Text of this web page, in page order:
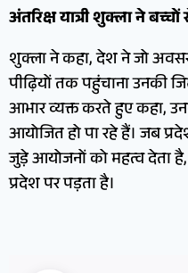
अंतरिक्ष यात्री शुक्ला ने
शुक्ला ने कहा, देश ने जो
पीढ़ियों तक पहुंचाना उनकी
आभार व्यक्त करते हुए कहा,
आयोजित हो पा रहे हैं। जब
जुड़े आयोजनों को महत्व देता
प्रदेश पर पड़ता है।